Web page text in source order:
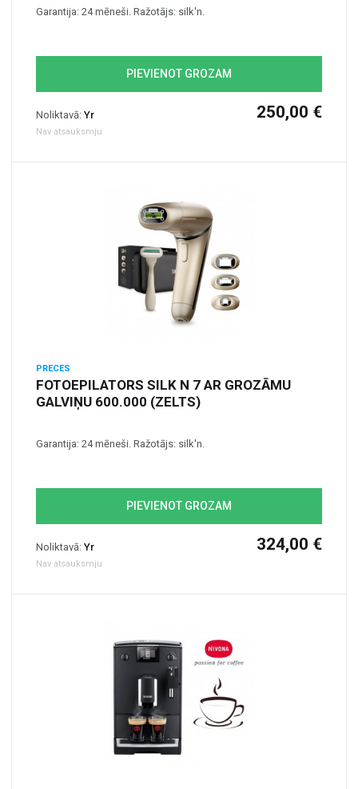
Garantija: 24 mēneši. Ražotājs: silk'n.
PIEVIENOT GROZAM
Noliktavā: Yr
Nav atsauksmju
250,00 €
PRECES
FOTOEPILATORS SILK N 7 AR GROZĀMU
GALVIŅU 600.000 (ZELTS)
Garantija: 24 mēneši. Ražotājs: silk'n.
PIEVIENOT GROZAM
Noliktavā: Yr
Nav atsauksmju
324,00 €